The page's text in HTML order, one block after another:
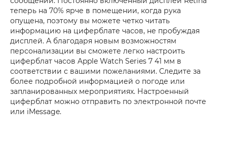
теперь на 70% ярче в помещении, когда рука
опущена, поэтому вы можете четко читать
информацию на циферблате часов, не пробуждая
дисплей. А благодаря новым возможностям
персонализации вы сможете легко настроить
циферблат часов Apple Watch Series 7 41 мм в
соответствии с вашими пожеланиями. Следите за
более подробной информацией о погоде или
запланированных мероприятиях. Настроенный
циферблат можно отправить по электронной почте
или iMessage.